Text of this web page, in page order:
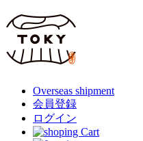
Overseas shipment
会員登録
ログイン